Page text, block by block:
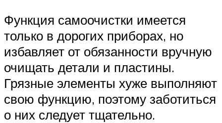
Функция самоочистки имеется
только в дорогих приборах, но
избавляет от обязанности вручную
очищать детали и пластины.
Грязные элементы хуже выполняют
свою функцию, поэтому заботиться
о них следует тщательно.